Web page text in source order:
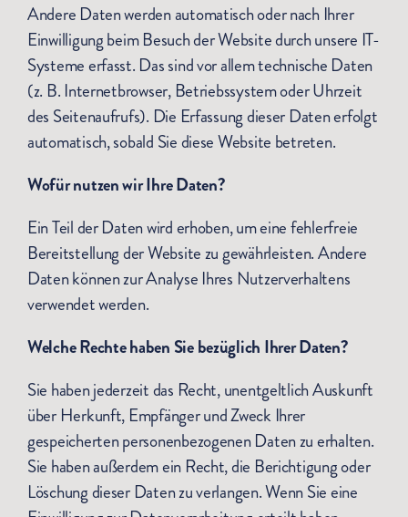
Andere Daten werden automatisch oder nach Ihrer
Einwilligung beim Besuch der Website durch unsere IT-
Systeme erfasst. Das sind vor allem technische Daten
(z. B. Internetbrowser, Betriebssystem oder Uhrzeit
des Seitenaufrufs). Die Erfassung dieser Daten erfolgt
automatisch, sobald Sie diese Website betreten.
Wofür nutzen wir Ihre Daten?
Ein Teil der Daten wird erhoben, um eine fehlerfreie
Bereitstellung der Website zu gewährleisten. Andere
Daten können zur Analyse Ihres Nutzerverhaltens
verwendet werden.
Welche Rechte haben Sie bezüglich Ihrer Daten?
Sie haben jederzeit das Recht, unentgeltlich Auskunft
über Herkunft, Empfänger und Zweck Ihrer
gespeicherten personenbezogenen Daten zu erhalten.
Sie haben außerdem ein Recht, die Berichtigung oder
Löschung dieser Daten zu verlangen. Wenn Sie eine